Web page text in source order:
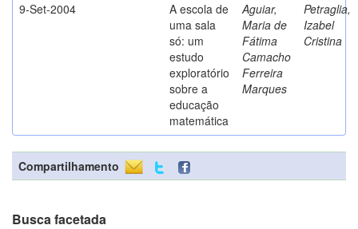
9-Set-2004
A escola de
uma sala
só: um
estudo
exploratório
sobre a
educação
matemática
Aguiar,
Maria de
Fátima
Camacho
Ferreira
Marques
Petraglia,
Izabel
Cristina
Compartilhamento
Busca facetada